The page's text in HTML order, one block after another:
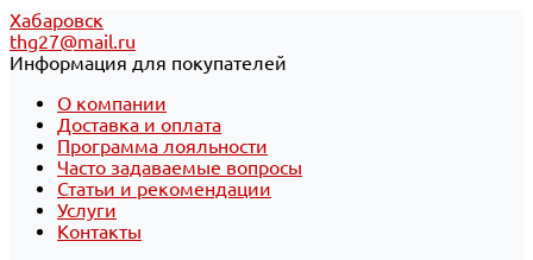
Хабаровск
thg27@mail.ru
Информация для покупателей
О компании
Доставка и оплата
Программа лояльности
Часто задаваемые вопросы
Статьи и рекомендации
Услуги
Контакты